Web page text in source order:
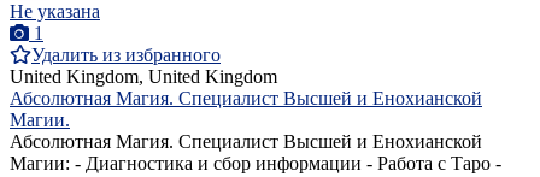
Не указана
1
Удалить из избранного
United Kingdom, United Kingdom
Абсолютная Магия. Специалист Высшей и Енохианской
Магии.
Абсолютная Магия. Специалист Высшей и Енохианской
Магии: - Диагностика и сбор информации - Работа с Таро -